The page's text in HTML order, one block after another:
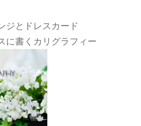
ジとドレスカード
に書くカリグラフィー